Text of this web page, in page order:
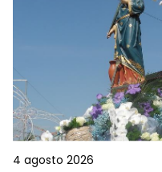
4 agosto 2026